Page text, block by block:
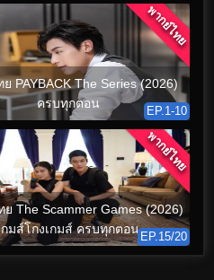
PAYBACK The Series (2026)
ครบทุกตอน
EP.1-10
พากย์ไทย
The Scammer Games (2026)
กมส์โกงเกมส์ ครบทุกตอน
EP.15/20
พากย์ไทย